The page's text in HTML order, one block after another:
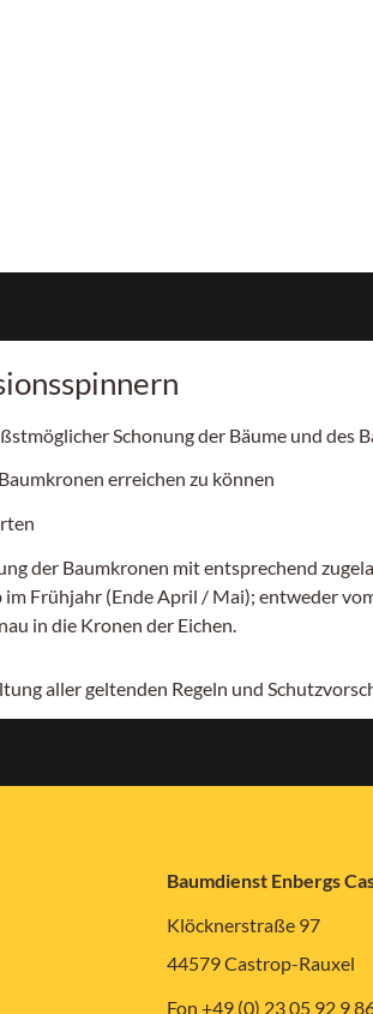
Schonung der Bäume und des
erreichen zu können
der Baumkronen mit entsprechend
Frühjahr (Ende April / Mai); entweder
in die Kronen der Eichen.
aller geltenden Regeln und
Baumdienst Enbergs
Klöcknerstraße 97
44579 Castrop-Rauxel
Fon +49 (0) 23 05 92 9